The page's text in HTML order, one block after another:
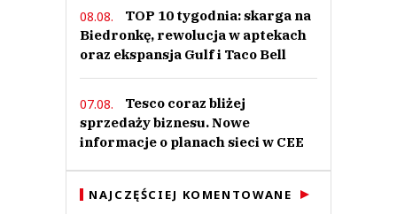
08.08.
TOP 10 tygodnia: skarga na
Biedronkę, rewolucja w aptekach
oraz ekspansja Gulf i Taco Bell
07.08.
Tesco coraz bliżej
sprzedaży biznesu. Nowe
informacje o planach sieci w CEE
NAJCZĘŚCIEJ KOMENTOWANE